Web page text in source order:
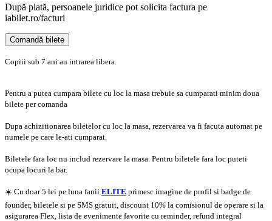
După plată, persoanele juridice pot solicita factura pe
iabilet.ro/facturi
Comandă bilete
Copiii sub 7 ani au intrarea libera.
Pentru a putea cumpara bilete cu loc la masa trebuie sa cumparati minim doua
bilete per comanda
Dupa achizitionarea biletelor cu loc la masa, rezervarea va fi facuta automat pe
numele pe care le-ati cumparat.
Biletele fara loc nu includ rezervare la masa. Pentru biletele fara loc puteti
ocupa locuri la bar.
☀️ Cu doar 5 lei pe luna fanii ELITE primesc imagine de profil si badge de
founder, biletele si pe SMS gratuit, discount 10% la comisionul de operare si la
asigurarea Flex, lista de evenimente favorite cu reminder, refund integral